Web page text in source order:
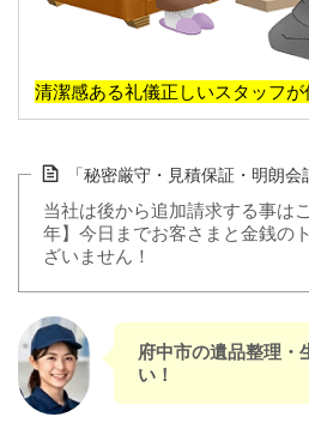
清潔感ある礼儀正しいスタッフが
「秘密厳守・見積保証・明朗会
当社は後から追加請求する事は
年】今日までお客さまと金銭の
ざいません！
府中市の遺品整理・
い！